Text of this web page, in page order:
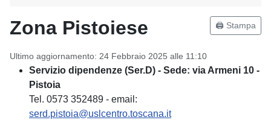
Zona Pistoiese
Ultimo aggiornamento: 24 Febbraio 2025 alle 11:10
🖨️ Stampa
Servizio dipendenze (Ser.D) - Sede: via Armeni 10 -
Pistoia
Tel. 0573 352489 - email:
serd.pistoia@uslcentro.toscana.it